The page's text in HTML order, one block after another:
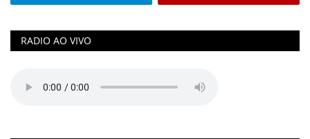
RADIO AO VIVO